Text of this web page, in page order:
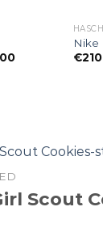
Preisspanne:
Nike
€
Scout